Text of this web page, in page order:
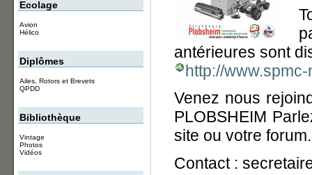
antérieures sont
http://
Venez nous
PLOBSHEIM
site ou votre forum.
Contact :
Ecolage
Avion
Hélico
Diplômes
Ailes, Rotors et Brevets
QPDD
Bibliothèque
Vintage
Photos
Vidéos